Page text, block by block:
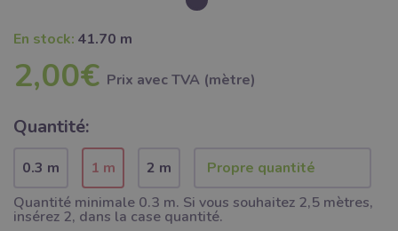
En stock: 41.70 m
2,00€ Prix ​​avec TVA (mètre)
Quantité:
0.3 m 1 m
2 m
Quantité minimale 0.3 m. Si vous souhaitez 2,5 mètres,
insérez 2, dans la case quantité.